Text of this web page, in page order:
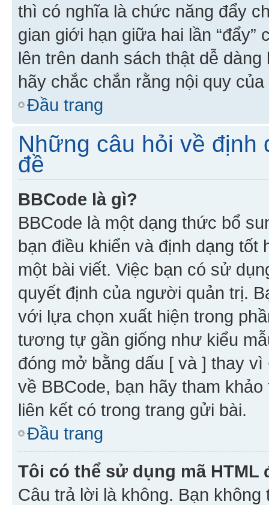
thì có nghĩa là chức năng đẩy
gian giới hạn giữa hai lần “đẩy”
lên trên danh sách thật dễ
hãy chắc chắn rằng nội quy
Đầu trang
Những câu hỏi về định
đề
BBCode là gì?
BBCode là một dạng thức bổ
bạn điều khiển và định dạng
một bài viết. Việc bạn có sử
quyết định của người quản trị.
với lựa chọn xuất hiện trong
tương tự gần giống như kiểu
đóng mở bằng dấu [ và ] thay
về BBCode, bạn hãy tham
liên kết có trong trang gửi bài.
Đầu trang
Tôi có thể sử dụng mã
Câu trả lời là không. Bạn